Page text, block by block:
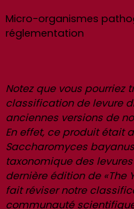
Micro-organismes
réglementation
Notez que vous pourriez
classification de levure
anciennes versions de
En effet, ce produit était
Saccharomyces
taxonomique des
dernière édition de «The
fait réviser notre
communauté